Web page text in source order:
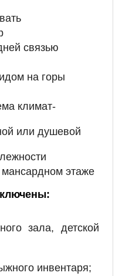
связью
на горы
климат-
или душевой
этаже
зала, детской
инвентаря;